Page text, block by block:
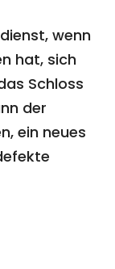
wenn
hat, sich
Schloss
der
ein neues